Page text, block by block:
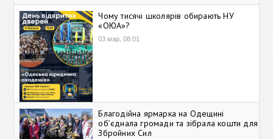
Чому тисячі школярів обирають НУ
«ОЮА»?
03 мар, 08:01
Благодійна ярмарка на Одещині
об’єднала громади та зібрала кошти для
Збройних Сил